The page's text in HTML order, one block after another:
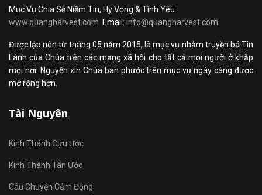
Mục Vụ Chia Sẻ Niềm Tin, Hy Vọng & Tình Yêu
www.quangharvest.com Email: info@quangharvest.com
Được lập nên từ tháng 05 năm 2015, là mục vụ nhằm truyền bá Tin
Lành của Chúa trên các mạng xã hội cho tất cả mọi người ở khắp
mọi nơi. Nguyện xin Chúa ban phước trên mục vụ ngày càng được
mở rộng hơn.
Tài Nguyên
Kinh Thánh Cựu Ước
Kinh Thánh Tân Ước
Câu Chuyện Cảm Động